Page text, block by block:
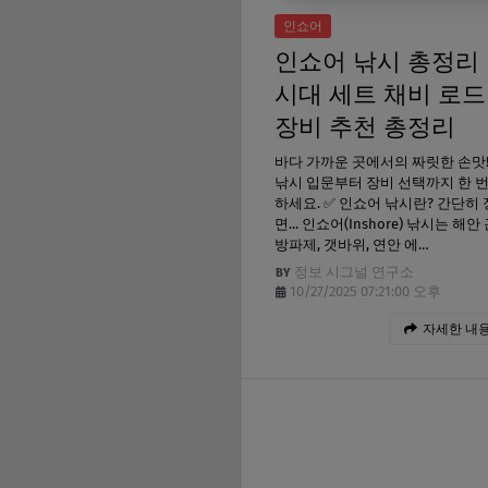
인쇼어
인쇼어 낚시 총정
시대 세트 채비 로
장비 추천 총정리
바다 가까운 곳에서의 짜릿한 손맛
낚시 입문부터 장비 선택까지 한
하세요. ✅ 인쇼어 낚시란? 간단히
면... 인쇼어(Inshore) 낚시는 해안
방파제, 갯바위, 연안 에…
정보 시그널 연구소
10/27/2025 07:21:00 오후
자세한 내